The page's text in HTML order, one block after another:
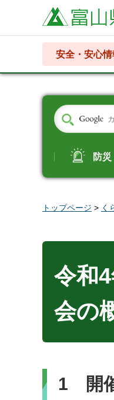
富山県
安全・安心情
防
トップページ > く
令和
会の
1 開